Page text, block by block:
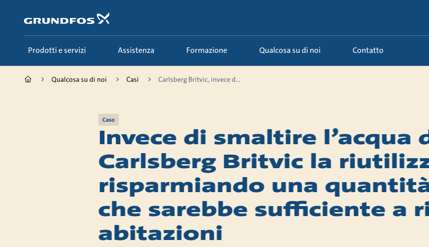
contenuto
principale
Prodotti e servizi Assistenza Formazione Qualcosa su di noi Contatto
Qualcosa su di noi Casi Carlsberg Britvic, invece d...
Caso
Invece di smaltire l’acqua
Carlsberg Britvic la
risparmiando una
che sarebbe sufficiente a
abitazioni